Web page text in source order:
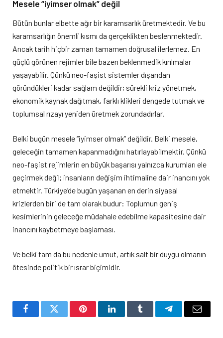
Mesele “iyimser olmak” değil
Bütün bunlar elbette ağır bir karamsarlık üretmektedir. Ve bu
karamsarlığın önemli kısmı da gerçeklikten beslenmektedir.
Ancak tarih hiçbir zaman tamamen doğrusal ilerlemez. En
güçlü görünen rejimler bile bazen beklenmedik kırılmalar
yaşayabilir. Çünkü neo-faşist sistemler dışarıdan
göründükleri kadar sağlam değildir; sürekli kriz yönetmek,
ekonomik kaynak dağıtmak, farklı klikleri dengede tutmak ve
toplumsal rızayı yeniden üretmek zorundadırlar.
Belki bugün mesele “iyimser olmak” değildir. Belki mesele,
geleceğin tamamen kapanmadığını hatırlayabilmektir. Çünkü
neo-faşist rejimlerin en büyük başarısı yalnızca kurumları ele
geçirmek değil; insanların değişim ihtimaline dair inancını yok
etmektir. Türkiye’de bugün yaşanan en derin siyasal
krizlerden biri de tam olarak budur: Toplumun geniş
kesimlerinin geleceğe müdahale edebilme kapasitesine dair
inancını kaybetmeye başlaması.
Ve belki tam da bu nedenle umut, artık salt bir duygu olmanın
ötesinde politik bir ısrar biçimidir.
FacebookTwitter PinterestLinkedInTumblr TelegramEmail